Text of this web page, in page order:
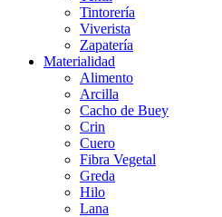
Tintorería
Viverista
Zapatería
Materialidad
Alimento
Arcilla
Cacho de Buey
Crin
Cuero
Fibra Vegetal
Greda
Hilo
Lana